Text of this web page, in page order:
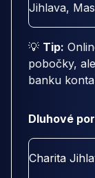
Jihlava,
💡 Tip:
pobočky,
banku
Dluhové
Charita